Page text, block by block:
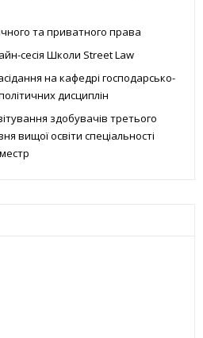
та приватного права
сесія Школи Street Law
на кафедрі господарсько-
дисциплін
здобувачів третього
вищої освіти спеціальності